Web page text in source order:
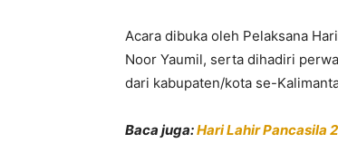
Acara dibuka oleh Pelaksana
Noor Yaumil, serta dihadiri
dari kabupaten/kota se-
Baca juga:Hari Lahir Pancasila